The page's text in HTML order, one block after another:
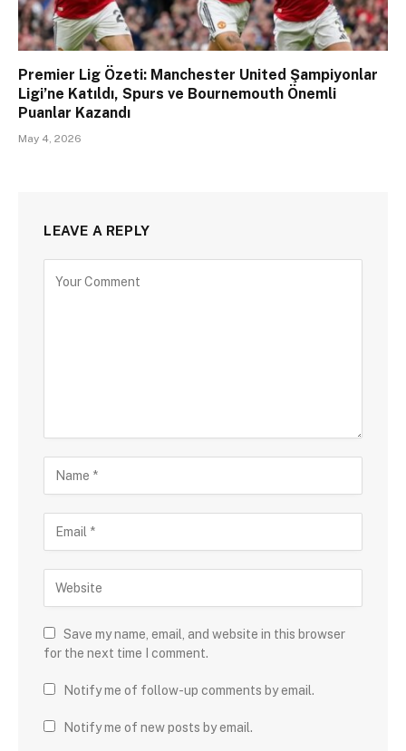
Premier Lig Özeti: Manchester United Şampiyonlar
Ligi’ne Katıldı, Spurs ve Bournemouth Önemli
Puanlar Kazandı
May 4, 2026
LEAVE A REPLY
Save my name, email, and website in this browser
for the next time I comment.
Notify me of follow-up comments by email.
Notify me of new posts by email.